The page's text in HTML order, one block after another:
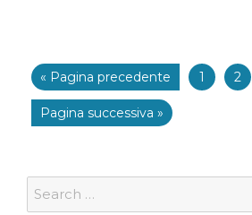
« Pagina precedente 1 2
Pagina successiva »